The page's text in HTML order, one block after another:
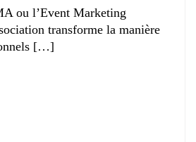
ou l’Event Marketing
transforme la manière